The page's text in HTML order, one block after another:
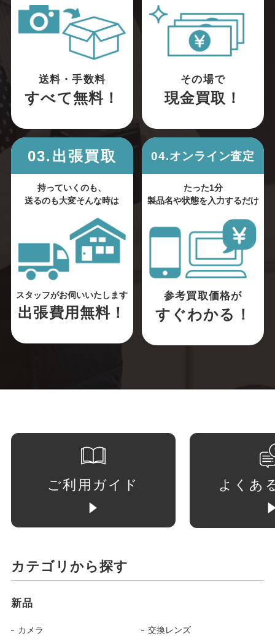
送料・手数料
すべて無料！
その場で
現金買取！
03.出張買取
持っていくのも、
送るのも大変そんな時は
スタッフがお伺いいたします
出張費用無料！
04.オンライン査定
たった1分
製品名や状態を入力するだけ
参考買取価格が
すぐわかる！
ご利用ガイド よくあ
カテゴリから探す
新品
カメラ 交換レンズ